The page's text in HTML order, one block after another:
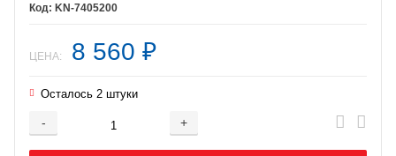
KN-7405200
ЦЕНА: 8 560 ₽
Осталось 2 штуки
- +
Добавляется...
Добавлен